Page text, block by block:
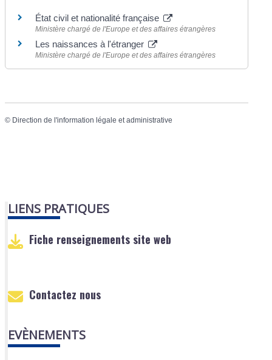
État civil et nationalité française
Ministère chargé de l'Europe et des affaires étrangères
Les naissances à l'étranger
Ministère chargé de l'Europe et des affaires étrangères
© Direction de l'information légale et administrative
LIENS PRATIQUES
Fiche renseignements site web
Contactez nous
EVÈNEMENTS